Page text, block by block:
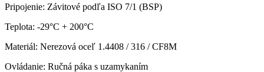
Pripojenie: Závitové podľa ISO 7/1 (BSP)
Teplota: -29°C + 200°C
Materiál: Nerezová oceľ 1.4408 / 316 / CF8M
Ovládanie: Ručná páka s uzamykaním